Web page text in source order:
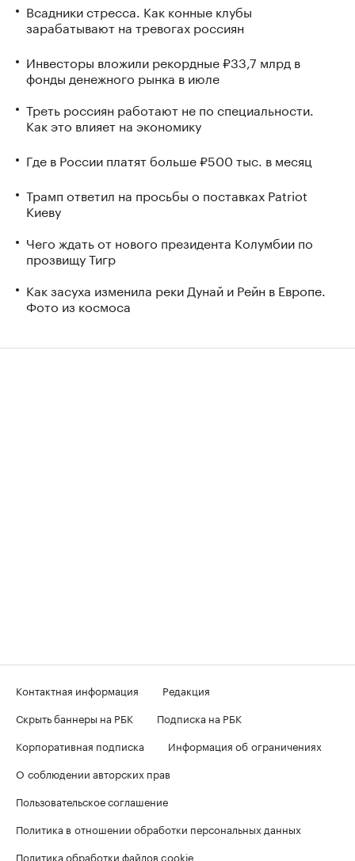
Всадники стресса. Как конные клубы
зарабатывают на тревогах россиян
Инвесторы вложили рекордные ₽33,7 млрд в
фонды денежного рынка в июле
Треть россиян работают не по специальности.
Как это влияет на экономику
Где в России платят больше ₽500 тыс. в месяц
Трамп ответил на просьбы о поставках Patriot
Киеву
Чего ждать от нового президента Колумбии по
прозвищу Тигр
Как засуха изменила реки Дунай и Рейн в Европе.
Фото из космоса
Контактная информация
Редакция
Скрыть баннеры на РБК
Подписка на РБК
Корпоративная подписка
Информация об ограничениях
О соблюдении авторских прав
Пользовательское соглашение
Политика в отношении обработки персональных данных
Политика обработки файлов cookie